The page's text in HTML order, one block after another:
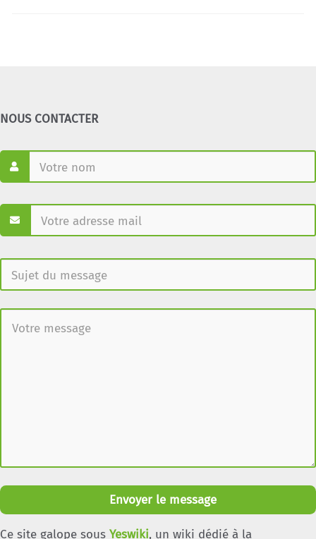
NOUS CONTACTER
Envoyer le message
Ce site galope sous Yeswiki, un wiki dédié à la